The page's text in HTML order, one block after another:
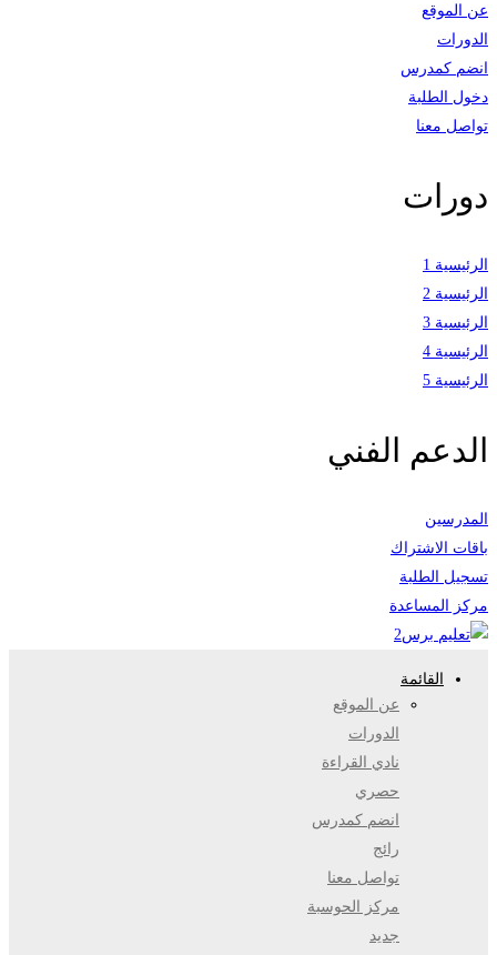
عن الموقع
الدورات
انضم كمدرس
دخول الطلبة
تواصل معنا
دورات
الرئيسية 1
الرئيسية 2
الرئيسية 3
الرئيسية 4
الرئيسية 5
الدعم الفني
المدرسين
باقات الاشتراك
تسجيل الطلبة
مركز المساعدة
القائمة
عن الموقع
الدورات
نادي القراءة
حصري
انضم كمدرس
رائج
تواصل معنا
مركز الحوسبة
جديد